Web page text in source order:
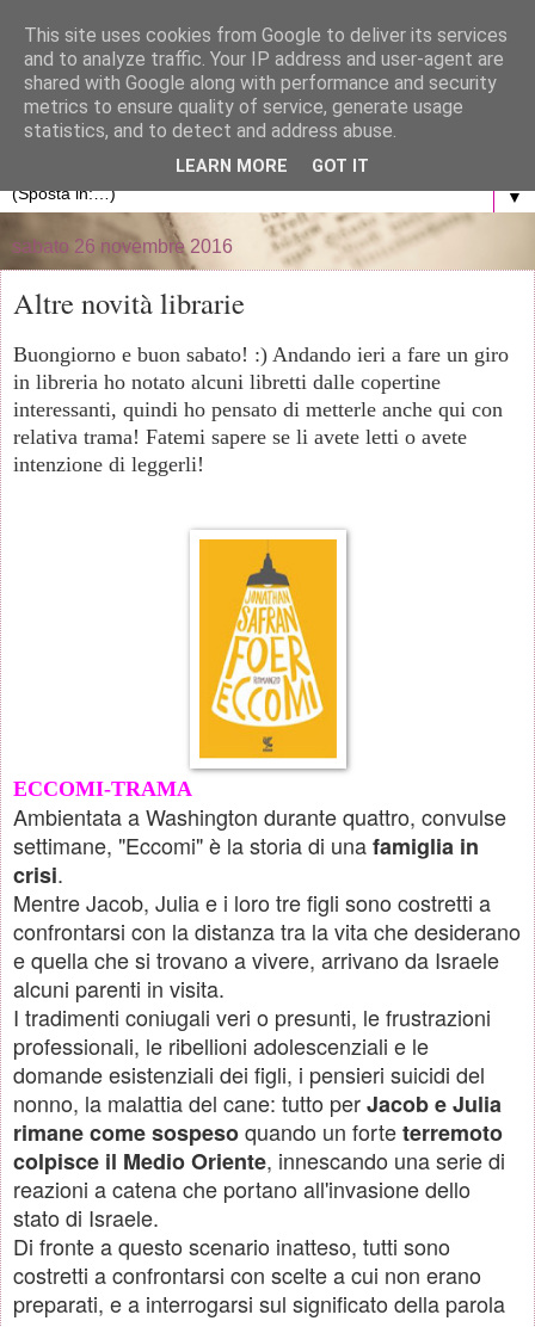
La libreria di Anna
Blog personale dedicato al mondo dei libri
▼
sabato 26 novembre 2016
Altre novità librarie
Buongiorno e buon sabato! :) Andando ieri a fare un giro
in libreria ho notato alcuni libretti dalle copertine
interessanti, quindi ho pensato di metterle anche qui con
relativa trama! Fatemi sapere se li avete letti o avete
intenzione di leggerli!
ECCOMI-TRAMA
Ambientata a Washington durante quattro, convulse
settimane, "Eccomi" è la storia di unafamiglia in
crisi.
Mentre Jacob, Julia e i loro tre figli sono costretti a
confrontarsi con la distanza tra la vita che desiderano
e quella che si trovano a vivere, arrivano da Israele
alcuni parenti in visita.
I tradimenti coniugali veri o presunti, le frustrazioni
professionali, le ribellioni adolescenziali e le
domande esistenziali dei figli, i pensieri suicidi del
nonno, la malattia del cane: tutto perJacob e Julia
rimane come sospesoquando un forteterremoto
colpisce il Medio Oriente, innescando una serie di
reazioni a catena che portano all'invasione dello
stato di Israele.
Di fronte a questo scenario inatteso, tutti sono
costretti a confrontarsi con scelte a cui non erano
preparati, e a interrogarsi sul significato della parola
This site uses cookies from Google to deliver its services
and to analyze traffic. Your IP address and user-agent are
shared with Google along with performance and security
metrics to ensure quality of service, generate usage
statistics, and to detect and address abuse.
LEARN MORE GOT IT